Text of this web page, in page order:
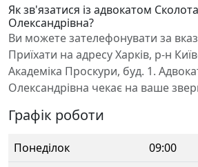
Як зв'язатися із адвокатом
Олександрівна?
Ви можете зателефонувати за
Приїхати на адресу Харків, р-н
Академіка Проскури, буд. 1.
Олександрівна чекає на ваше
Графік роботи
Понеділок 09:00